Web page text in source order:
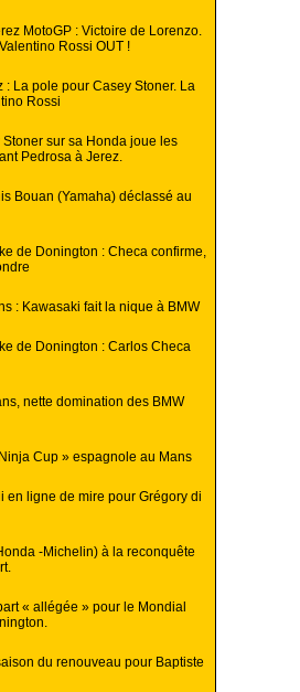
MotoGP : Victoire de Lorenzo.
Rossi OUT !
: La pole pour Casey Stoner. La
Rossi
Stoner sur sa Honda joue les
Pedrosa à Jerez.
Bouan (Yamaha) déclassé au
de Donington : Checa confirme,
: Kawasaki fait la nique à BMW
de Donington : Carlos Checa
nette domination des BMW
Cup » espagnole au Mans
en ligne de mire pour Grégory di
-Michelin) à la reconquête
« allégée » pour le Mondial
du renouveau pour Baptiste